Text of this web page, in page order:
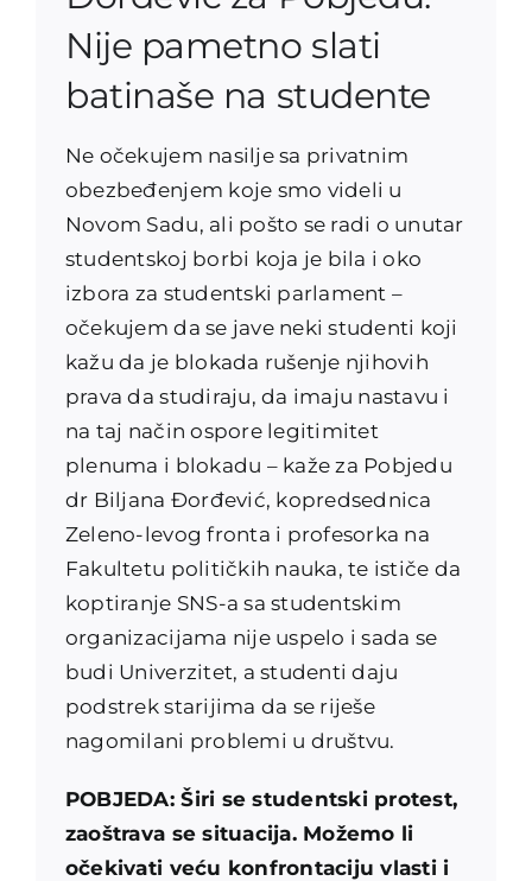
Nije pametno slati
batinaše na studente
Ne očekujem nasilje sa privatnim
obezbeđenjem koje smo videli u
Novom Sadu, ali pošto se radi o unutar
studentskoj borbi koja je bila i oko
izbora za studentski parlament –
očekujem da se jave neki studenti koji
kažu da je blokada rušenje njihovih
prava da studiraju, da imaju nastavu i
na taj način ospore legitimitet
plenuma i blokadu – kaže za Pobjedu
dr Biljana Đorđević, kopredsednica
Zeleno-levog fronta i profesorka na
Fakultetu političkih nauka, te ističe da
koptiranje SNS-a sa studentskim
organizacijama nije uspelo i sada se
budi Univerzitet, a studenti daju
podstrek starijima da se riješe
nagomilani problemi u društvu.
POBJEDA: Širi se studentski protest,
zaoštrava se situacija. Možemo li
očekivati veću konfrontaciju vlasti i